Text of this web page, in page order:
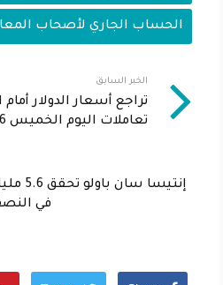
الحساب الجاري لأصحاب
الخبر السابق
تراجع أسعار الدولار
تعاملات اليوم الخميس 6-8-2026
إنتيسا
في النصف